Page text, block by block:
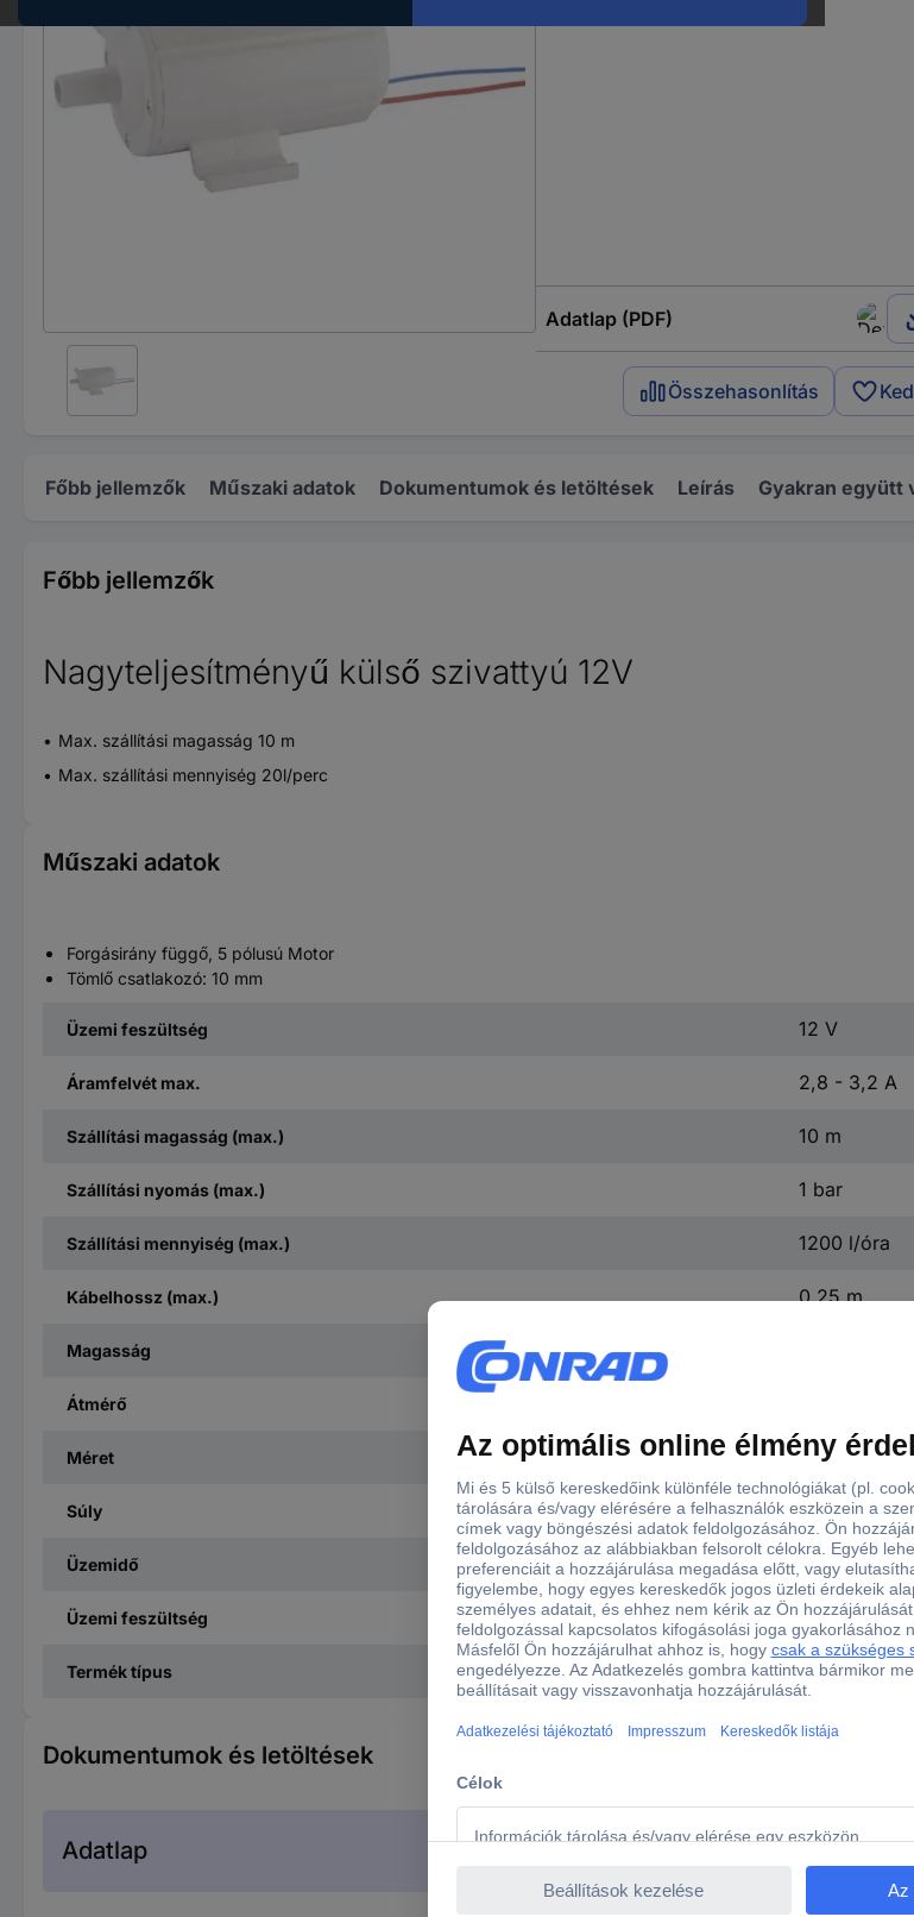
Adatlap (PDF)
Összehasonlítás
Főbb jellemzők Műszaki adatok Dokumentumok és letöltések Leírás Gyakran együtt
Főbb jellemzők
Nagyteljesítményű külső szivattyú 12V
Max. szállítási magasság 10 m
Max. szállítási mennyiség 20l/perc
Műszaki adatok
Forgásirány függő, 5 pólusú Motor
Tömlő csatlakozó: 10 mm
Üzemi feszültség 12 V
Áramfelvét max. 2,8 - 3,2 A
Szállítási magasság (max.) 10 m
Szállítási nyomás (max.) 1 bar
Szállítási mennyiség (max.) 1200 l/óra
Kábelhossz (max.) 0.25 m
Magasság
Átmérő
Méret (Ø x Ma) 60
Súly 0.3 kg
Üzemidő 30 perc
Üzemi feszültség 12 V/DC
Termék típus
Dokumentumok és letöltések
Adatlap